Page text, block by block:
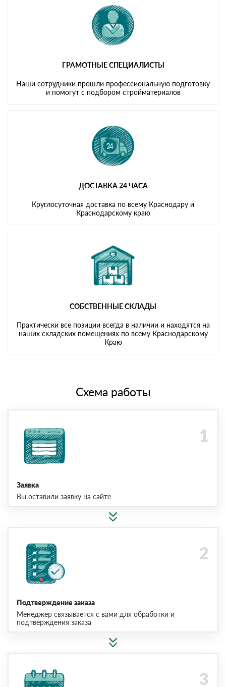
ГРАМОТНЫЕ СПЕЦИАЛИСТЫ
Наши сотрудники прошли профессиональную подготовку
и помогут с подбором стройматериалов
ДОСТАВКА 24 ЧАСА
Круглосуточная доставка по всему Краснодару и
Краснодарскому краю
СОБСТВЕННЫЕ СКЛАДЫ
Практически все позиции всегда в наличии и находятся на
наших складских помещениях по всему Краснодарскому
Краю
Схема работы
Заявка
Вы оставили заявку на сайте
Подтверждение заказа
Менеджер связывается с вами для обработки и
подтверждения заказа